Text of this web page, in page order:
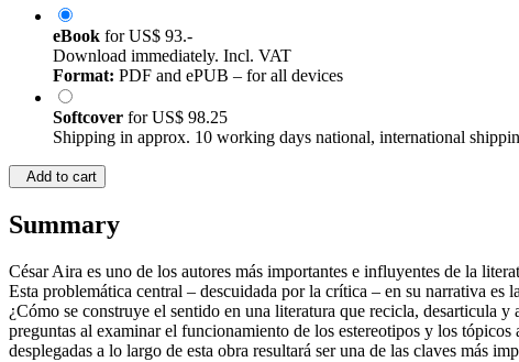
eBook forUS$ 93.-
Download immediately. Incl. VAT
Format: PDF and ePUB – for all devices
Softcover forUS$ 98.25
Shipping in approx. 10 working days national, international
Add to cart
Summary
César Aira es uno de los autores más importantes e influyentes de la
Esta problemática central – descuidada por la crítica – en su narrativa
¿Cómo se construye el sentido en una literatura que recicla, desarticula
preguntas al examinar el funcionamiento de los estereotipos y los
desplegadas a lo largo de esta obra resultará ser una de las claves más